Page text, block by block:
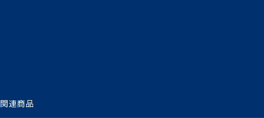
関連商品